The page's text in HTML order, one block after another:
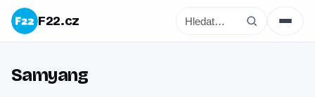
F22.cz
Samyang